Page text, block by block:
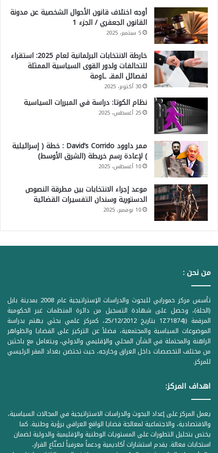
أوجه اختلاف قانون الأحوال الشخصية عن مدونة
القانون الجعفري / الجزء 1
5 سبتمبر، 2025
خارطة الانتخابات البرلمانية لعام 2025: استقراء
للتحالفات ولدور القوى السياسية الممثلة
لفصائل المقـ ـاومة
30 أكتوبر، 2025
نظام الكوتا: دراسة في المبررات السياسية
25 أغسطس، 2025
ممر داوود David’s Corrido : خطة ( إسرائيلية
) لإعادة رسم خريطة (الشرق الأوسط)
10 أغسطس، 2025
موعد إجراء الانتخابات بين مطرقة النصوص
الدستورية وسندان التفسيرات القضائية
10 نوفمبر، 2025
من نحن :
تأسس مركز حمورابي للبحوث والدراسات الإستراتيجية عام 2008 بمدينة بابل
(الحلة)، وحصل على شهادة التسجيل من دائرة المنظمات غير الحكومية
المرقمة ((1Z71874 بتاريخ 25/12/2012، كمركز علمي بحثي يهتم بدراسة
الموضوعات السياسية والمجتمعية، فضلاً عن التركيز على القضايا والظواهر
الراهنة والمحتملة في الشأن المحلي والإقليمي والدولي، ويتعامل مع باحثين
من مختلف التخصصات داخل العراق وخارجه، حيث تحتضن بغداد المقر الرئيسي
للمركز.
اهداف المركز:
يعمل المركز على إعداد البحوث والدراسات الاستراتيجية في المجالات السياسية،
والاقتصادية، والاجتماعية لمعالجة قضايا الواقع العراقي برؤية وطنية. كما
يختص بتحليل التطورات على المستويات الوطنية والإقليمية والدولية لضمان
استجابات فعالة. يقدم استشارات أكاديمية ودعماً معرفياً لصنّاع القرار،